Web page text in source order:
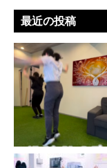
最近の投稿